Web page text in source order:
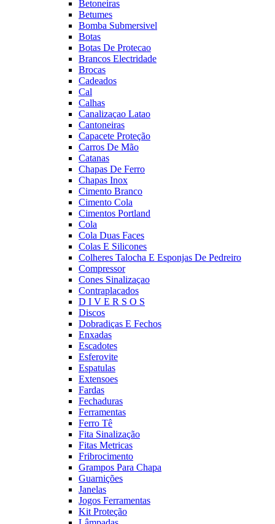
Betoneiras
Betumes
Bomba Submersivel
Botas
Botas De Protecao
Brancos Electridade
Brocas
Cadeados
Cal
Calhas
Canalizaçao Latao
Cantoneiras
Capacete Proteção
Carros De Mão
Catanas
Chapas De Ferro
Chapas Inox
Cimento Branco
Cimento Cola
Cimentos Portland
Cola
Cola Duas Faces
Colas E Silicones
Colheres Talocha E Esponjas De Pedreiro
Compressor
Cones Sinalizaçao
Contraplacados
D I V E R S O S
Discos
Dobradiças E Fechos
Enxadas
Escadotes
Esferovite
Espatulas
Extensoes
Fardas
Fechaduras
Ferramentas
Ferro Tê
Fita Sinalização
Fitas Metricas
Fribrocimento
Grampos Para Chapa
Guarnições
Janelas
Jogos Ferramentas
Kit Proteção